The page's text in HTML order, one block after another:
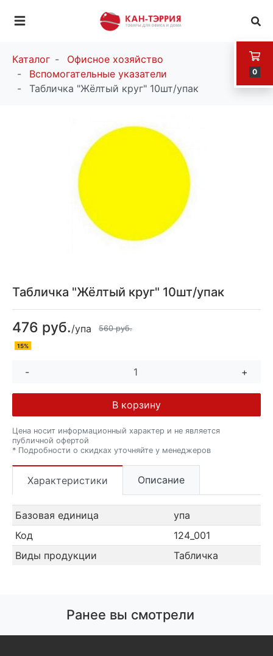
0
Каталог
Офисное хозяйство
Вспомогательные указатели
Табличка "Жёлтый круг" 10шт/упак
Табличка "Жёлтый круг" 10шт/упак
476 руб./упа 560 руб.
15%
- +
В корзину
Цена носит информационный характер и не является
публичной офертой
* Подробности о скидках уточняйте у менеджеров
Характеристики Описание
Базовая единица
упа
Код
124_001
Виды продукции
Табличка
Ранее вы смотрели